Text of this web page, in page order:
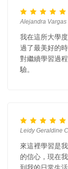
Alejandra
我在這所大學
過了最美好的
對繼續學習過
驗。
Leidy Geraldine
來這裡學習是
的信心，現在